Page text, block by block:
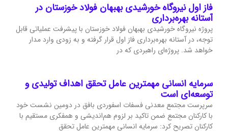
فاز اول نیروگاه خورشیدی بهبهان فولاد خوزستان در
آستانه بهره‌برداری
پروژه نیروگاه خورشیدی بهبهان فولاد خوزستان با پیشرفت عملیاتی قابل‌
توجه، در آستانه بهره‌برداری فاز اول قرار گرفته و به‌ زودی وارد مدار
خواهد شد. پروژه‌ای راهبردی که در
سرمایه انسانی مهمترین عامل تحقق اهداف تولیدی و
توسعه‌ای است
سرپرست مجتمع معدنی فسفات اسفوردی بافق در دومین نشست خود
با کارکنان مجتمع ضمن تاکید بر لزوم هم‌اندیشی و همفکری مستقیم با
کارکنان تصریح کرد: سرمایه انسانی مهمترین عامل تحقق